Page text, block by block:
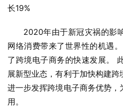
长19%
2020年由于新冠灾祸的影
网络消费带来了世界性的机遇
了跨境电子商务的快速发展。
展新型业态，有利于加快构建跨
进一步发挥跨境电子商务优势
用。